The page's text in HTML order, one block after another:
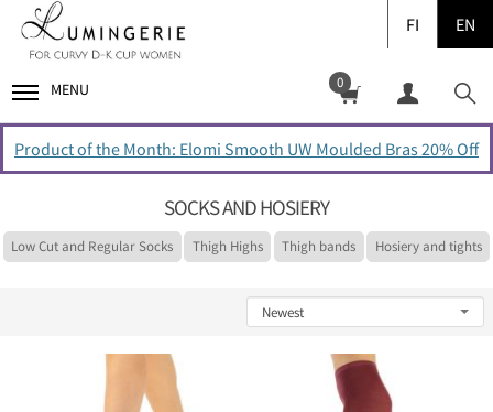
FI EN
MENU 0
Product of the Month: Elomi Smooth UW Moulded Bras 20% Off
SOCKS AND HOSIERY
Low Cut and Regular Socks Thigh Highs Thigh bands Hosiery and tights